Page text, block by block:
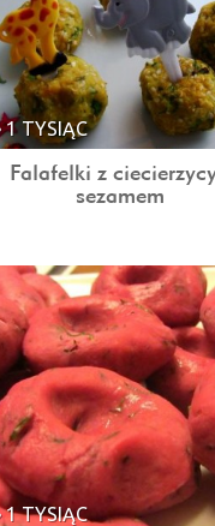
1 TYSIĄC
Falafelki z
sezamem
1 TYSIĄC